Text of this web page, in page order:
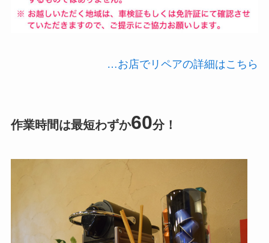
…お店でリペアの詳細はこちら
作業時間は最短わずか60分！